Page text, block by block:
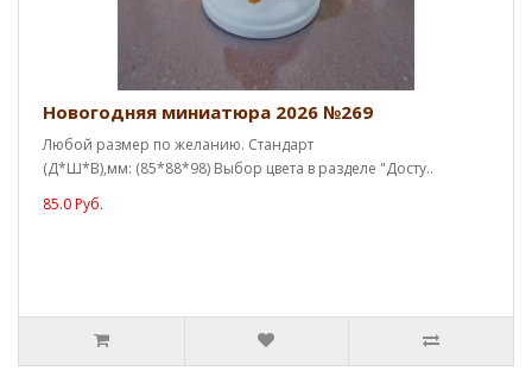
Новогодняя миниатюра 2026 №269
Любой размер по желанию. Стандарт
(Д*Ш*В),мм: (85*88*98) Выбор цвета в разделе "Досту..
85.0 Руб.